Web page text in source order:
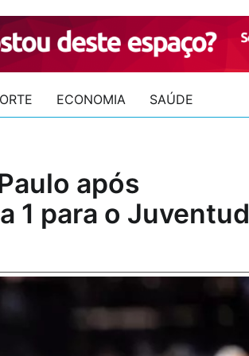
ECONOMIA SAÚDE
após
1 para o